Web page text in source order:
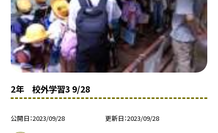
2年 校外学習3 9/28
公開日 2023/09/28 更新日 2023/09/28